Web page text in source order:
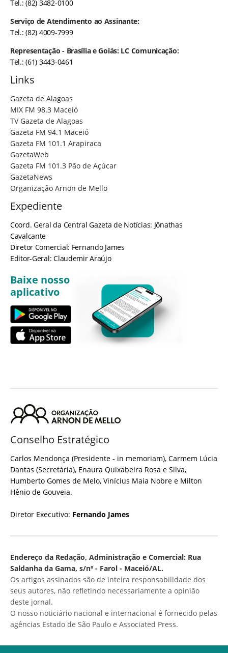
Tel.: (82) 3482-0100
Serviço de Atendimento ao Assinante:
Tel.: (82) 4009-7999
Representação - Brasília e Goiás: LC Comunicação:
Tel.: (61) 3443-0461
Links
Gazeta de Alagoas
MIX FM 98.3 Maceió
TV Gazeta de Alagoas
Gazeta FM 94.1 Maceió
Gazeta FM 101.1 Arapiraca
GazetaWeb
Gazeta FM 101.3 Pão de Açúcar
GazetaNews
Organização Arnon de Mello
Expediente
Coord. Geral da Central Gazeta de Notícias: Jônathas
Cavalcante
Diretor Comercial: Fernando James
Editor-Geral: Claudemir Araújo
Baixe nosso
aplicativo
Conselho Estratégico
Carlos Mendonça (Presidente - in memoriam), Carmem Lúcia
Dantas (Secretária), Enaura Quixabeira Rosa e Silva,
Humberto Gomes de Melo, Vinícius Maia Nobre e Milton
Hênio de Gouveia.
Diretor Executivo: Fernando James
Endereço da Redação, Administração e Comercial: Rua
Saldanha da Gama, s/nº - Farol - Maceió/AL.
Os artigos assinados são de inteira responsabilidade dos
seus autores, não refletindo necessariamente a opinião
deste jornal.
O nosso noticiário nacional e internacional é fornecido pelas
agências Estado de São Paulo e Associated Press.